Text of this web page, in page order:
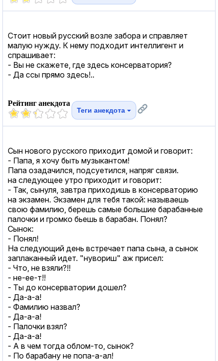
Стоит новый русский возле забора и справляет
малую нужду. К нему подходит интеллигент и
спрашивает:
- Вы не скажете, где здесь консерватория?
- Да ссы прямо здесь!..
Рейтинг анекдота
Теги анекдота
Сын нового русского приходит домой и говорит:
- Папа, я хочу быть музыкантом!
Папа озадачился, подсуетился, напряг связи.
на следующее утро приходит и говорит:
- Так, сынуля, завтра приходишь в консерваторию
на экзамен. Экзамен для тебя такой: называешь
свою фамилию, берешь самые большие барабанные
палочки и громко бьешь в барабан. Понял?
Сынок:
- Понял!
На следующий день встречает папа сына, а сынок
заплаканный идет. "нувориш" аж присел:
- Что, не взяли?!!
- не-ее-т!!
- Ты до консерватории дошел?
- Да-а-а!
- Фамилию назвал?
- Да-а-а!
- Палочки взял?
- Да-а-а!
- А в чем тогда облом-то, сынок?
- По барабану не попа-а-ал!